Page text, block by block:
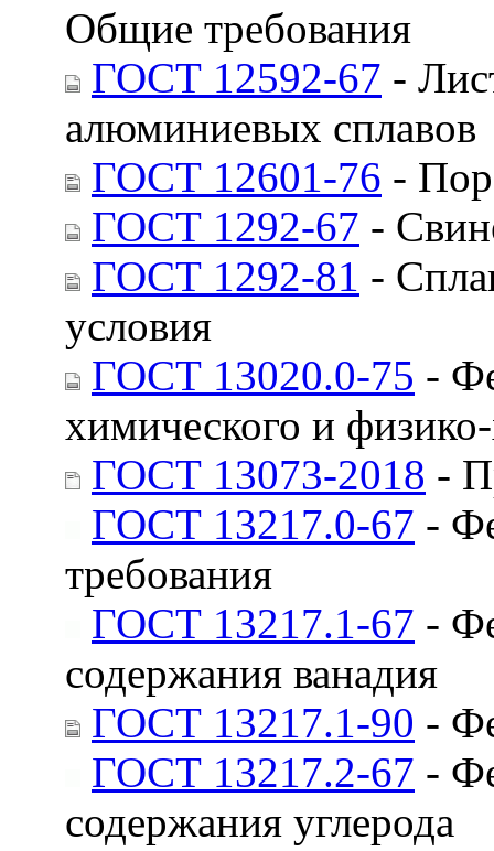
Общие требования
ГОСТ 12592-67 -
алюминиевых сплавов
ГОСТ 12601-76 -
ГОСТ 1292-67 -
ГОСТ 1292-81 -
условия
ГОСТ 13020.0-75 -
химического и
ГОСТ 13073-2018 -
ГОСТ 13217.0-67 -
требования
ГОСТ 13217.1-67 -
содержания ванадия
ГОСТ 13217.1-90 -
ГОСТ 13217.2-67 -
содержания углерода